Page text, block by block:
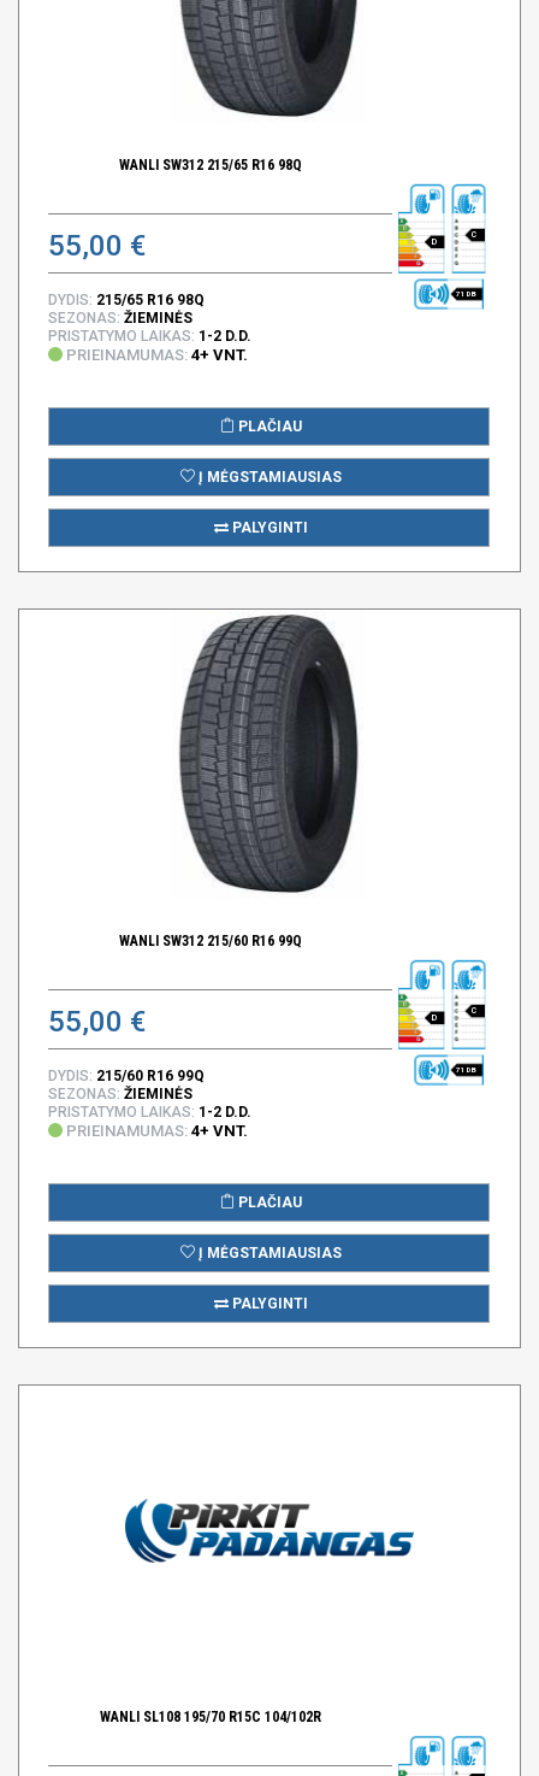
WANLI SW312 215/65 R16 98Q
55,00 € D
C
71 DB
DYDIS: 215/65 R16 98Q
SEZONAS: ŽIEMINĖS
PRISTATYMO LAIKAS: 1-2 D.D.
PRIEINAMUMAS: 4+ VNT.
PLAČIAU
Į MĖGSTAMIAUSIAS
PALYGINTI
WANLI SW312 215/60 R16 99Q
55,00 € D
C
71 DB
DYDIS: 215/60 R16 99Q
SEZONAS: ŽIEMINĖS
PRISTATYMO LAIKAS: 1-2 D.D.
PRIEINAMUMAS: 4+ VNT.
PLAČIAU
Į MĖGSTAMIAUSIAS
PALYGINTI
WANLI SL108 195/70 R15C 104/102R